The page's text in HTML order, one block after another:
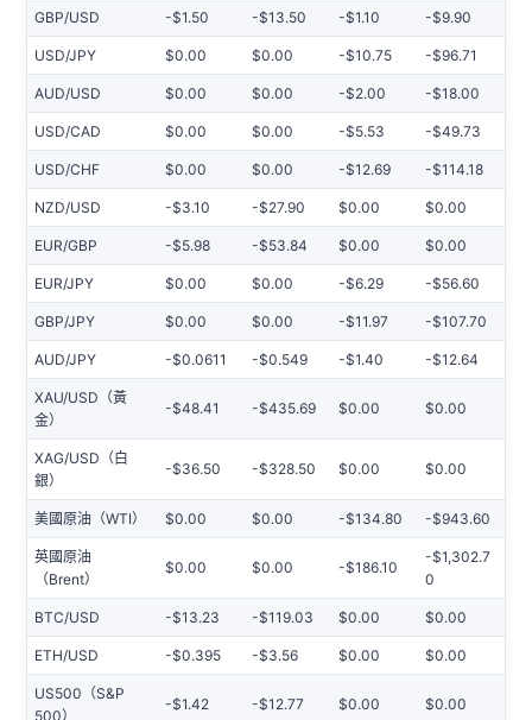
GBP/USD -$1.50 -$13.50 -$1.10 -$9.90
USD/JPY $0.00 $0.00 -$10.75 -$96.71
AUD/USD $0.00 $0.00 -$2.00 -$18.00
USD/CAD $0.00 $0.00 -$5.53 -$49.73
USD/CHF $0.00 $0.00 -$12.69 -$114.18
NZD/USD -$3.10 -$27.90 $0.00 $0.00
EUR/GBP -$5.98 -$53.84 $0.00 $0.00
EUR/JPY $0.00 $0.00 -$6.29 -$56.60
GBP/JPY $0.00 $0.00 -$11.97 -$107.70
AUD/JPY -$0.0611 -$0.549 -$1.40 -$12.64
XAU/USD（黃
金）
-$48.41 -$435.69 $0.00 $0.00
XAG/USD（白
銀）
-$36.50 -$328.50 $0.00 $0.00
美國原油（WTI） $0.00 $0.00 -$134.80 -$943.60
英國原油
（Brent）
$0.00 $0.00 -$186.10
-$1,302.7
0
BTC/USD -$13.23 -$119.03 $0.00 $0.00
ETH/USD -$0.395 -$3.56 $0.00 $0.00
US500（S&P
500）
-$1.42 -$12.77 $0.00 $0.00